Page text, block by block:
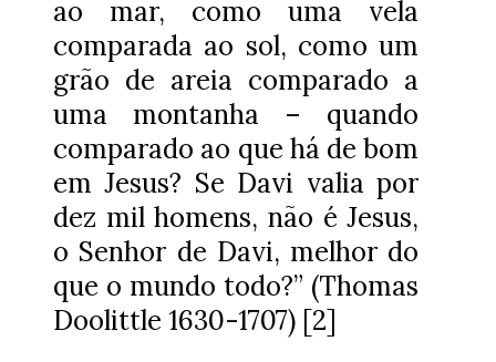
ao mar, como uma vela
comparada ao sol, como um
grão de areia comparado a
uma montanha – quando
comparado ao que há de bom
em Jesus? Se Davi valia por
dez mil homens, não é Jesus,
o Senhor de Davi, melhor do
que o mundo todo?” (Thomas
Doolittle 1630-1707) [2]